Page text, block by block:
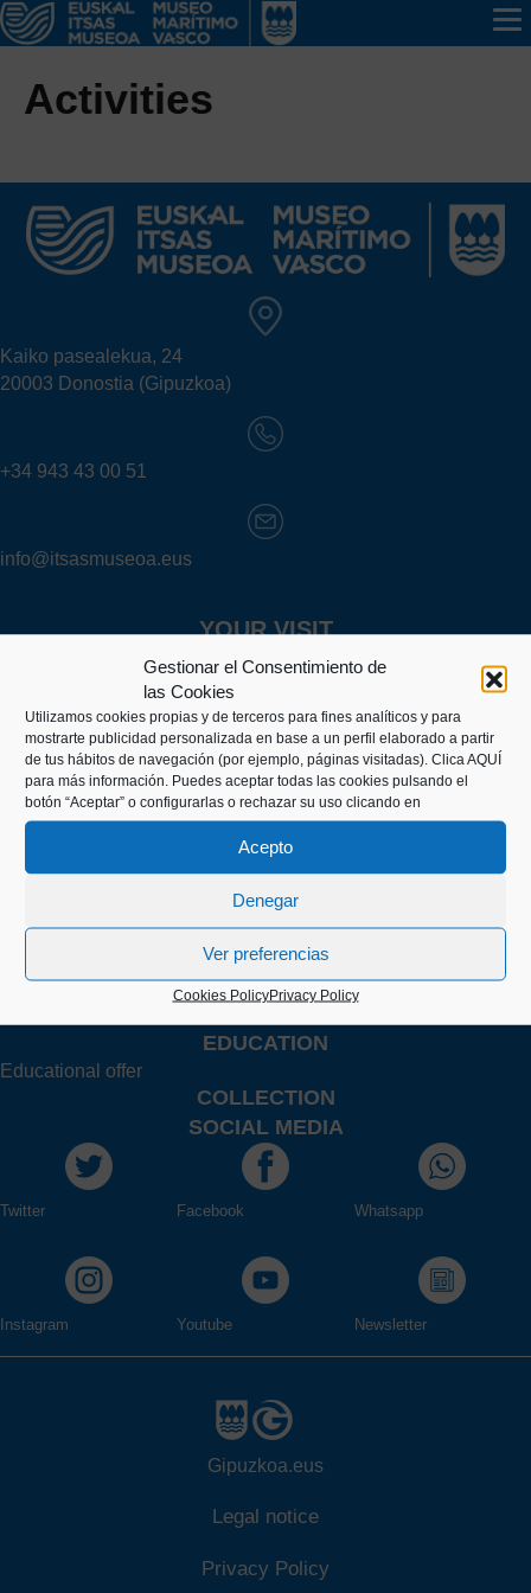
Gestionar el Consentimiento de
las Cookies
Utilizamos cookies propias y de terceros para fines analíticos y para
mostrarte publicidad personalizada en base a un perfil elaborado a partir
de tus hábitos de navegación (por ejemplo, páginas visitadas). Clica AQUÍ
para más información. Puedes aceptar todas las cookies pulsando el
botón “Aceptar” o configurarlas o rechazar su uso clicando en
Acepto
Denegar
Ver preferencias
Cookies PolicyPrivacy Policy
Activities
Kaiko pasealekua, 24
20003 Donostia (Gipuzkoa)
+34 943 43 00 51
info@itsasmuseoa.eus
YOUR VISIT
Practical information
Family
Teachers
Researcher
EXHIBITIONS
Current exhibitions
ACTIVITIES
EDUCATION
Educational offer
COLLECTION
SOCIAL MEDIA
Twitter Facebook Whatsapp
Instagram Youtube Newsletter
Gipuzkoa.eus
Legal notice
Privacy Policy